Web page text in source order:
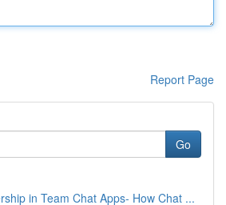
Report Page
Go
in Team Chat Apps- How Chat ...